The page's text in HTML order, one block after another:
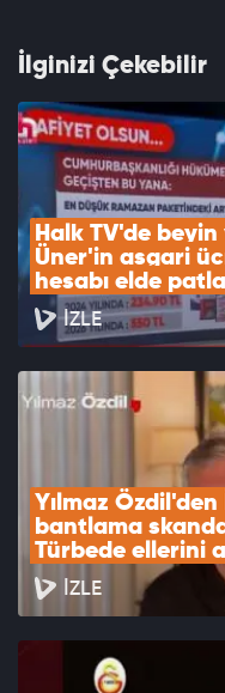
İlginizi Çekebilir
Halk TV'de
Üner'in asgari
hesabı elde
İZLE
Yılmaz
bantlama
Türbede ellerini
İZLE